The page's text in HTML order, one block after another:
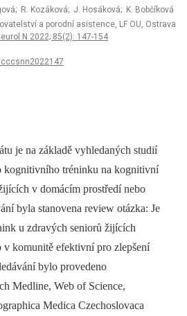
R. Kozáková; J. Hosáková; K. Bobčíková
a porodní asistence, LF OU, Ostrava
N 2022; 85(2): 147-154
je na základě vyhledaných studií
kognitivního tréninku na kognitivní
v domácím prostředí nebo
byla stanovena review otázka: Je
u zdravých seniorů žijících
v komunitě efektivní pro zlepšení
bylo provedeno
Medline, Web of Science,
Medica Czechoslovaca